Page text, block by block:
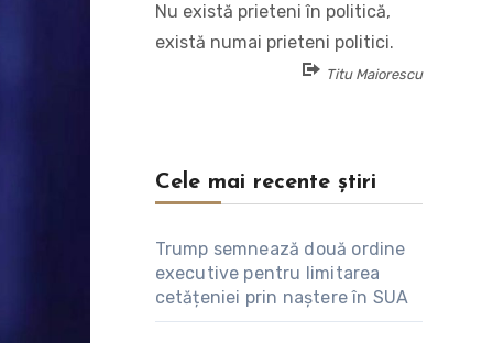
Nu există prieteni în politică,
există numai prieteni politici.
Titu Maiorescu
Cele mai recente știri
Trump semnează două ordine
executive pentru limitarea
cetățeniei prin naștere în SUA